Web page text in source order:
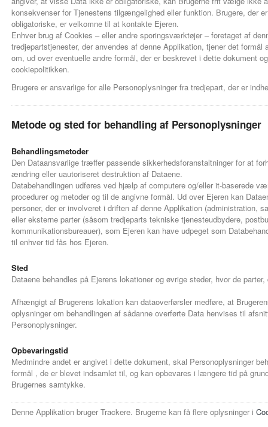
konsekvenser for Tjenestens tilgængelighed eller funktion. Brugere, der
obligatoriske, er velkomne til at kontakte Ejeren.
Enhver brug af Cookies – eller andre sporingsværktøjer – foretaget af
tredjepartstjenester, der anvendes af denne Applikation, tjener det
om, ud over eventuelle andre formål, der er beskrevet i dette dokument
cookiepolitikken.
Brugere er ansvarlige for alle Personoplysninger fra tredjepart, der er
Metode og sted for behandling af Personoplysninger
Behandlingsmetoder
Den Dataansvarlige træffer passende sikkerhedsforanstaltninger for at
ændring eller uautoriseret destruktion af Dataene.
Databehandlingen udføres ved hjælp af computere og/eller it-baserede
procedurer og metoder og til de angivne formål. Ud over Ejeren kan
personer, der er involveret i driften af denne Applikation (administration,
eller eksterne parter (såsom tredjeparts tekniske tjenesteudbydere,
kommunikationsbureauer), som Ejeren kan have udpeget som
til enhver tid fås hos Ejeren.
Sted
Dataene behandles på Ejerens lokationer og øvrige steder, hvor de
Afhængigt af Brugerens lokation kan dataoverførsler medføre, at
oplysninger om behandlingen af sådanne overførte Data henvises til
Personoplysninger.
Opbevaringstid
Medmindre andet er angivet i dette dokument, skal Personoplysninger
formål , de er blevet indsamlet til, og kan opbevares i længere tid på
Brugernes samtykke.
Denne Applikation bruger Trackere. Brugerne kan få flere oplysninger i